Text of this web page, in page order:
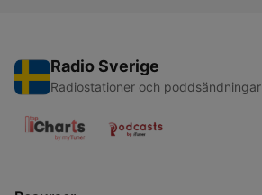
Radio Sverige
Radiostationer och poddsändningar